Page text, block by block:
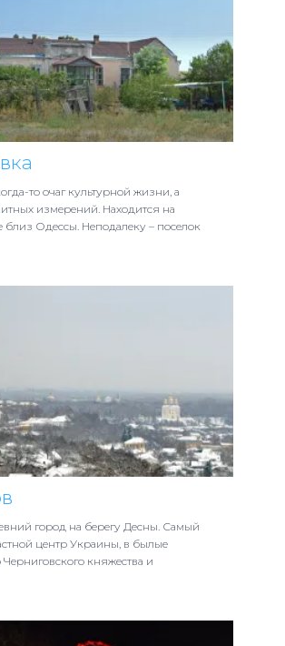
то очаг культурной жизни, а
измерений. Находится на
близ Одессы. Неподалеку – поселок
город на берегу Десны. Самый
центр Украины, в былые
княжества и